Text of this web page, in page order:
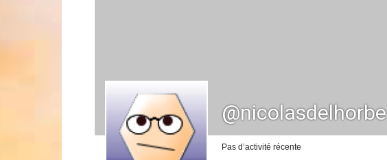
@nicolasdelhorbe
Pas d’activité récente